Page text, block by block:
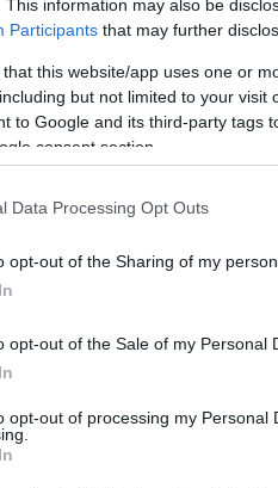
This information may also be
Participants that may further
that this website/app uses one or
but not limited to your
to Google and its third-party tags
consent section.
Data Processing Opt Outs
opt-out of the Sharing of my
opt-out of the Sale of my Personal
opt-out of processing my Personal
túlélési készségek
lehetővé teszi, hogy
agyad saját edzőtermei.